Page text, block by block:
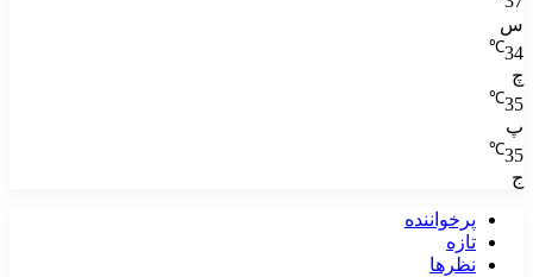
پرخواننده
تازه
نظرها